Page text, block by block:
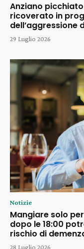
Anziano
ricoverato in
dell’aggressione
29 Luglio 2026
Notizie
Mangiare solo
dopo le 18:00
rischio di
28 Luglio 2026